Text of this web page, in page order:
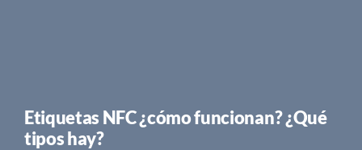
Etiquetas NFC ¿cómo funcionan? ¿Qué
tipos hay?